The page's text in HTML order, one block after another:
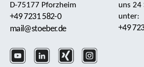
D-75177 Pforzheim
+49 7231 582-0
mail@stoeber.de
uns 24
unter:
+49